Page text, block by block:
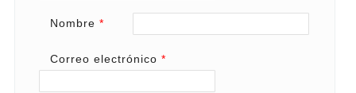
Nombre *
Correo electrónico *